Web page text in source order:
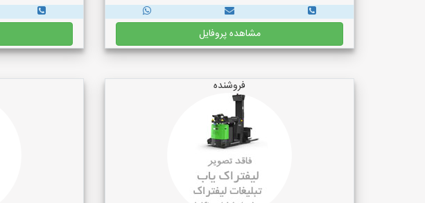
مشاهده پروفایل
فروشنده